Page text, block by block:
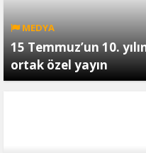
MEDYA
15 Temmuz’un 10.
ortak özel yayın